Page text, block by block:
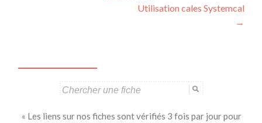
Utilisation cales Systemcal
→
« Les liens sur nos fiches sont vérifiés 3 fois par jour pour